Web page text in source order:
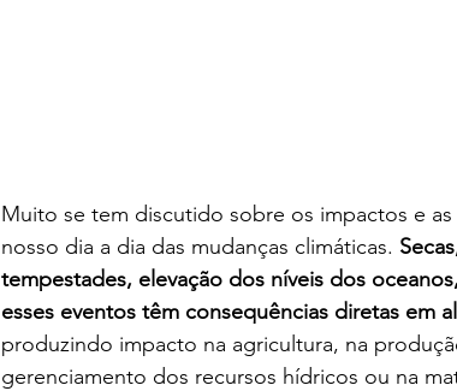
Muito se tem discutido sobre os impactos e
nosso dia a dia das mudanças climáticas.
tempestades, elevação dos níveis dos
esses eventos têm consequências diretas em
produzindo impacto na agricultura, na
gerenciamento dos recursos hídricos ou na